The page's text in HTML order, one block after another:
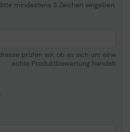
CS820dte, CS820dtfe,
CS827de, CX820de,
CX820dtfe, CX825de,
mindestens 3 Zeichen eingeben.
prüfen wir, ob es sich um eine
echte Produktbewertung handelt